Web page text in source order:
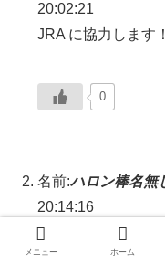
20:02:21
JRA に協力します！
0
名前:ハロン棒名無
20:14:16
激怒さんをどんど
メニュー ホーム